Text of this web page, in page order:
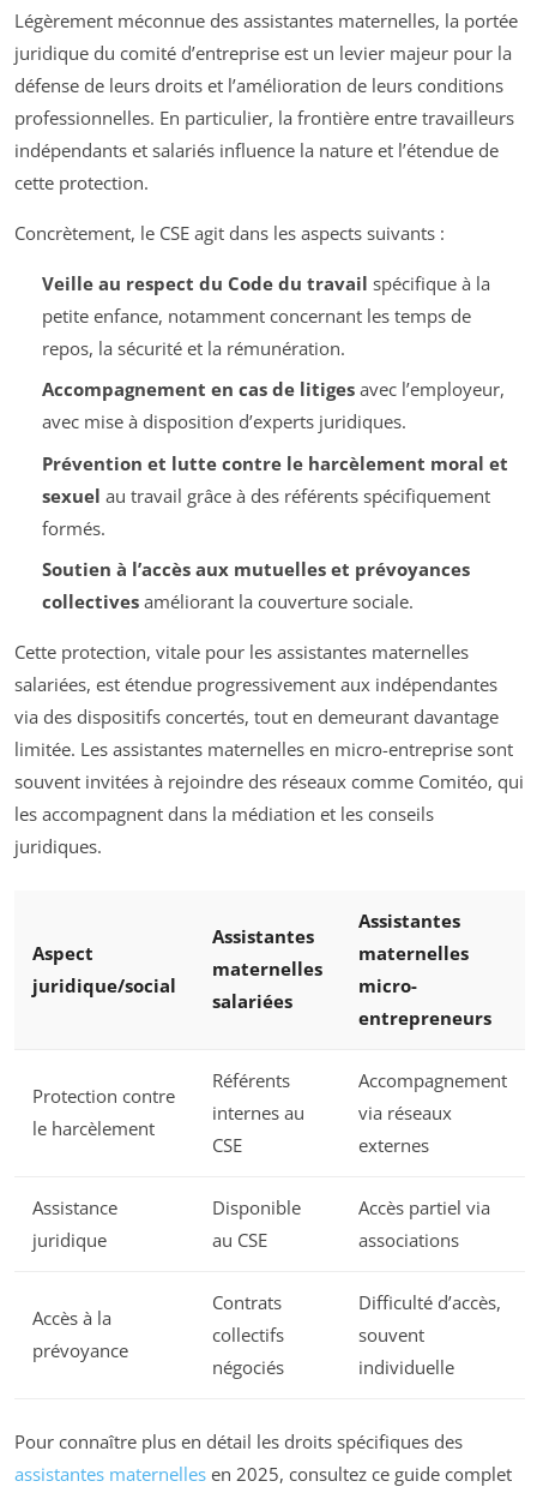
Légèrement méconnue des assistantes maternelles, la portée
juridique du comité d’entreprise est un levier majeur pour la
défense de leurs droits et l’amélioration de leurs conditions
professionnelles. En particulier, la frontière entre travailleurs
indépendants et salariés influence la nature et l’étendue de
cette protection.
Concrètement, le CSE agit dans les aspects suivants :
Veille au respect du Code du travail spécifique à la
petite enfance, notamment concernant les temps de
repos, la sécurité et la rémunération.
Accompagnement en cas de litigesavec l’employeur,
avec mise à disposition d’experts juridiques.
Prévention et lutte contre le harcèlement moral et
sexuel au travail grâce à des référents spécifiquement
formés.
Soutien à l’accès aux mutuelles et prévoyances
collectivesaméliorant la couverture sociale.
Cette protection, vitale pour les assistantes maternelles
salariées, est étendue progressivement aux indépendantes
via des dispositifs concertés, tout en demeurant davantage
limitée. Les assistantes maternelles en micro-entreprise sont
souvent invitées à rejoindre des réseaux comme Comitéo, qui
les accompagnent dans la médiation et les conseils
juridiques.
Aspect
juridique/social
Assistantes
maternelles
salariées
Assistantes
maternelles
micro-
entrepreneurs
Protection contre
le harcèlement
Référents
internes au
CSE
Accompagnement
via réseaux
externes
Assistance
juridique
Disponible
au CSE
Accès partiel via
associations
Accès à la
prévoyance
Contrats
collectifs
négociés
Difficulté d’accès,
souvent
individuelle
Pour connaître plus en détail les droits spécifiques des
assistantes maternelles en 2025, consultez ce guide complet